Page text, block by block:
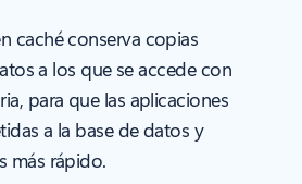
caché conserva copias
a los que se accede con
para que las aplicaciones
a la base de datos y
más rápido.